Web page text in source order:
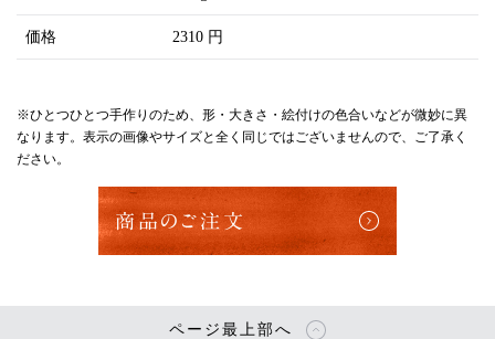
価格 2310 円
※ひとつひとつ手作りのため、形・大きさ・絵付けの色合いなどが微妙に異
なります。表示の画像やサイズと全く同じではございませんので、ご了承く
ださい。
商品のご注文
ページ最上部へ